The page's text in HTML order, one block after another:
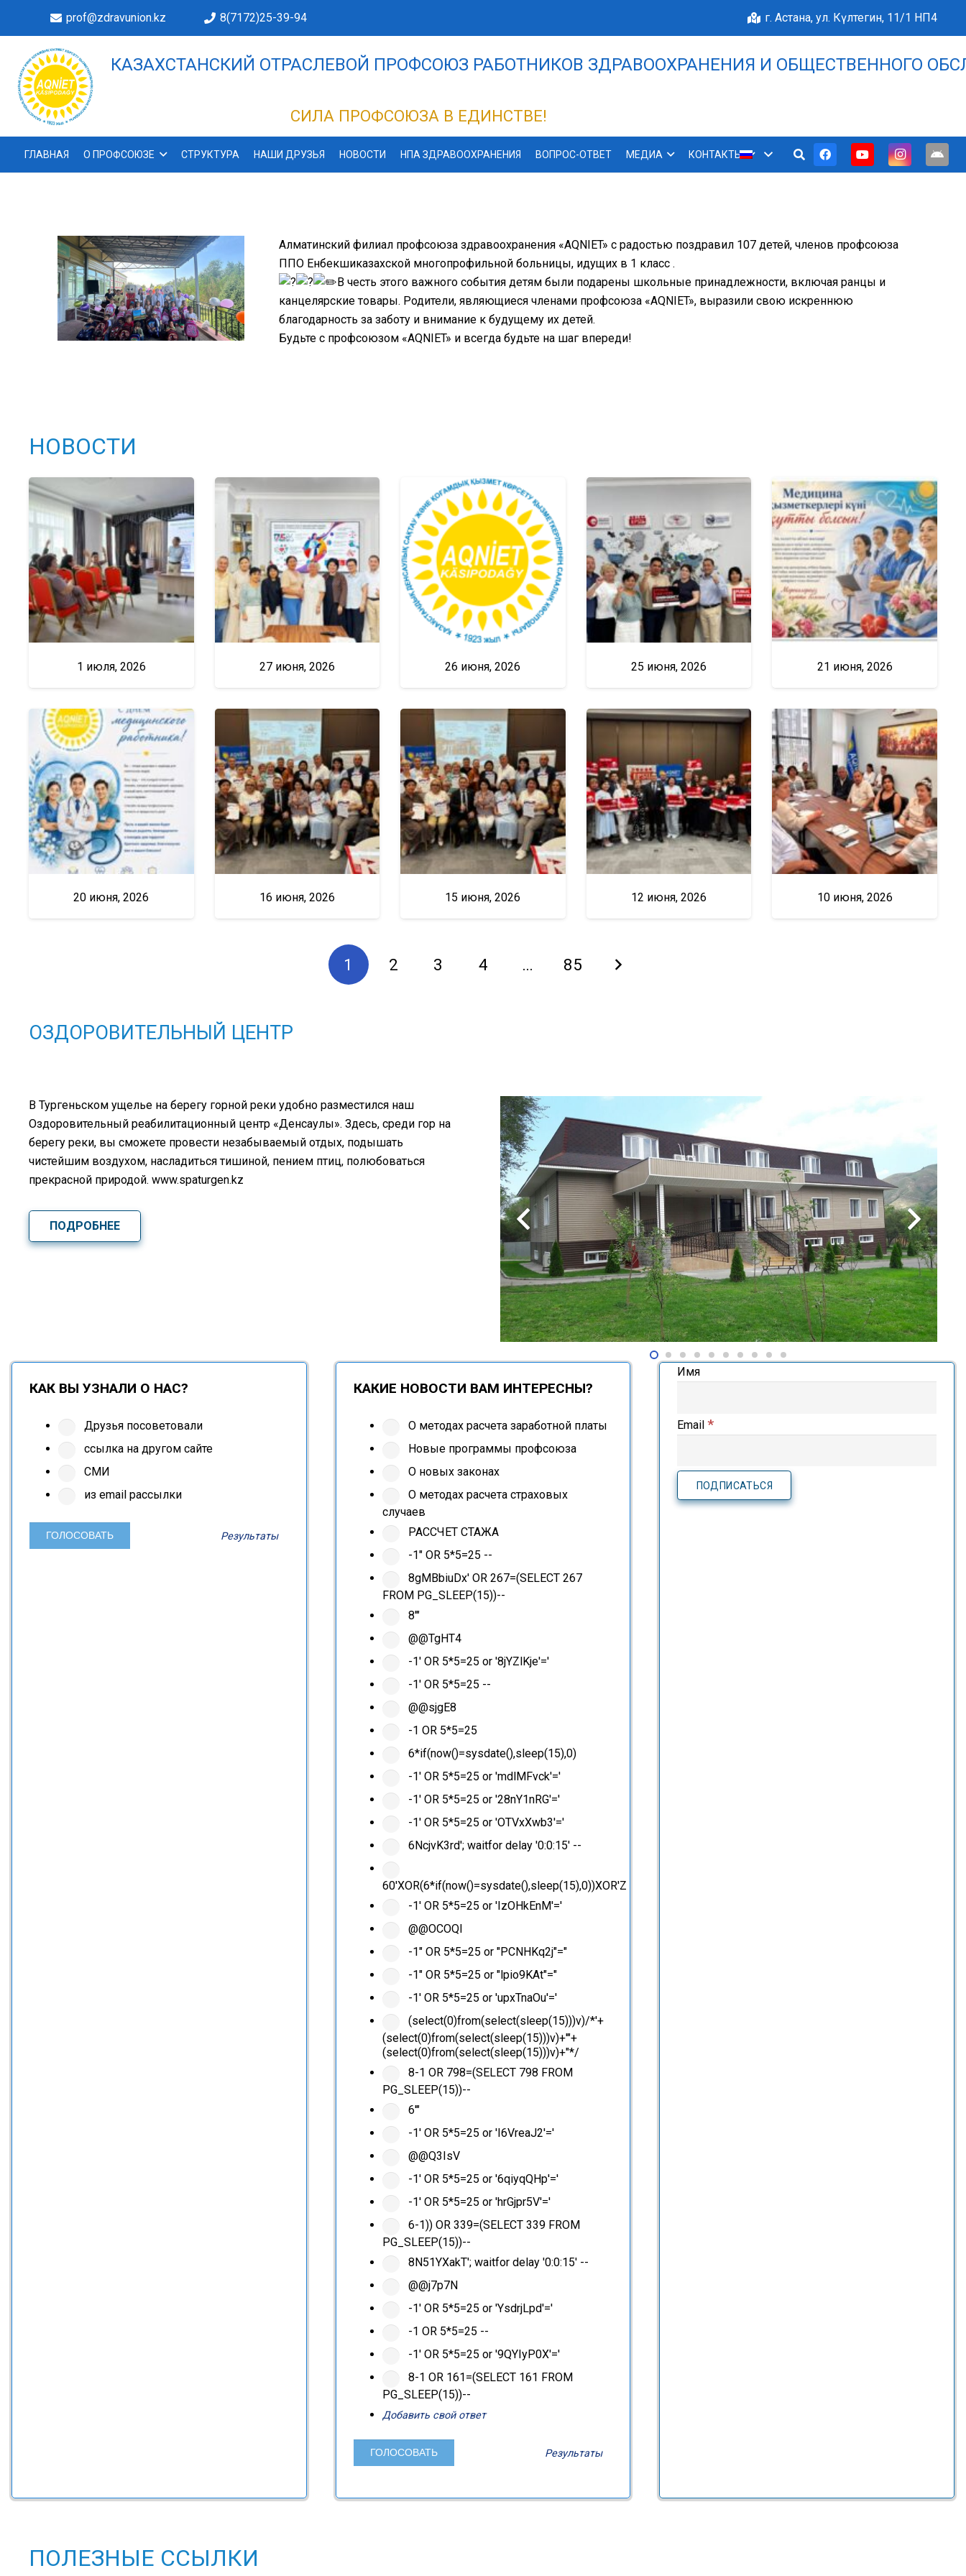
prof@zdravunion.kz 8(7172)25-39-94 г. Астана, ул. Күлтегин, 11/1 НП4
КАЗАХСТАНСКИЙ ОТРАСЛЕВОЙ ПРОФСОЮЗ РАБОТНИКОВ ЗДРАВООХРАНЕНИЯ И ОБЩЕСТВЕННОГО
СИЛА ПРОФСОЮЗА В ЕДИНСТВЕ!
ГЛАВНАЯ О ПРОФСОЮЗЕ СТРУКТУРА НАШИ ДРУЗЬЯ НОВОСТИ НПА ЗДРАВООХРАНЕНИЯ ВОПРОС-ОТВЕТ МЕДИА КОНТАКТЫ
Алматинский филиал профсоюза здравоохранения «AQNIET» с радостью поздравил 107 детей, членов профсоюза
ППО Енбекшиказахской многопрофильной больницы, идущих в 1 класс .
В честь этого важного события детям были подарены школьные принадлежности, включая ранцы и
канцелярские товары. Родители, являющиеся членами профсоюза «AQNIET», выразили свою искреннюю
благодарность за заботу и внимание к будущему их детей.
Будьте с профсоюзом «AQNIET» и всегда будьте на шаг впереди!
НОВОСТИ
1 июля, 2026 27 июня, 2026 26 июня, 2026 25 июня, 2026 21 июня, 2026
20 июня, 2026 16 июня, 2026 15 июня, 2026 12 июня, 2026 10 июня, 2026
1 2 3 4 … 85
ОЗДОРОВИТЕЛЬНЫЙ ЦЕНТР
В Тургеньском ущелье на берегу горной реки удобно разместился наш
Оздоровительный реабилитационный центр «Денсаулық». Здесь, среди гор на
берегу реки, вы сможете провести незабываемый отдых, подышать
чистейшим воздухом, насладиться тишиной, пением птиц, полюбоваться
прекрасной природой. www.spaturgen.kz
ПОДРОБНЕЕ
КАК ВЫ УЗНАЛИ О НАС?
Друзья посоветовали
ссылка на другом сайте
СМИ
из email рассылки
Результаты
КАКИЕ НОВОСТИ ВАМ ИНТЕРЕСНЫ?
О методах расчета заработной платы
Новые программы профсоюза
О новых законах
О методах расчета страховых
случаев
РАССЧЕТ СТАЖА
-1" OR 5*5=25 --
8gMBbiuDx' OR 267=(SELECT 267
FROM PG_SLEEP(15))--
8'"
@@TgHT4
-1' OR 5*5=25 or '8jYZlKje'='
-1' OR 5*5=25 --
@@sjgE8
-1 OR 5*5=25
6*if(now()=sysdate(),sleep(15),0)
-1' OR 5*5=25 or 'mdlMFvck'='
-1' OR 5*5=25 or '28nY1nRG'='
-1' OR 5*5=25 or 'OTVxXwb3'='
6NcjvK3rd'; waitfor delay '0:0:15' --
60'XOR(6*if(now()=sysdate(),sleep(15),0))XOR'Z
-1' OR 5*5=25 or 'IzOHkEnM'='
@@OCOQl
-1" OR 5*5=25 or "PCNHKq2j"="
-1" OR 5*5=25 or "lpio9KAt"="
-1' OR 5*5=25 or 'upxTnaOu'='
(select(0)from(select(sleep(15)))v)/*'+
(select(0)from(select(sleep(15)))v)+'"+
(select(0)from(select(sleep(15)))v)+"*/
8-1 OR 798=(SELECT 798 FROM
PG_SLEEP(15))--
6'"
-1' OR 5*5=25 or 'I6VreaJ2'='
@@Q3IsV
-1' OR 5*5=25 or '6qiyqQHp'='
-1' OR 5*5=25 or 'hrGjpr5V'='
6-1)) OR 339=(SELECT 339 FROM
PG_SLEEP(15))--
8N51YXakT'; waitfor delay '0:0:15' --
@@j7p7N
-1' OR 5*5=25 or 'YsdrjLpd'='
-1 OR 5*5=25 --
-1' OR 5*5=25 or '9QYIyP0X'='
8-1 OR 161=(SELECT 161 FROM
PG_SLEEP(15))--
Добавить свой ответ
Результаты
Имя
Email*
ПОЛЕЗНЫЕ ССЫЛКИ